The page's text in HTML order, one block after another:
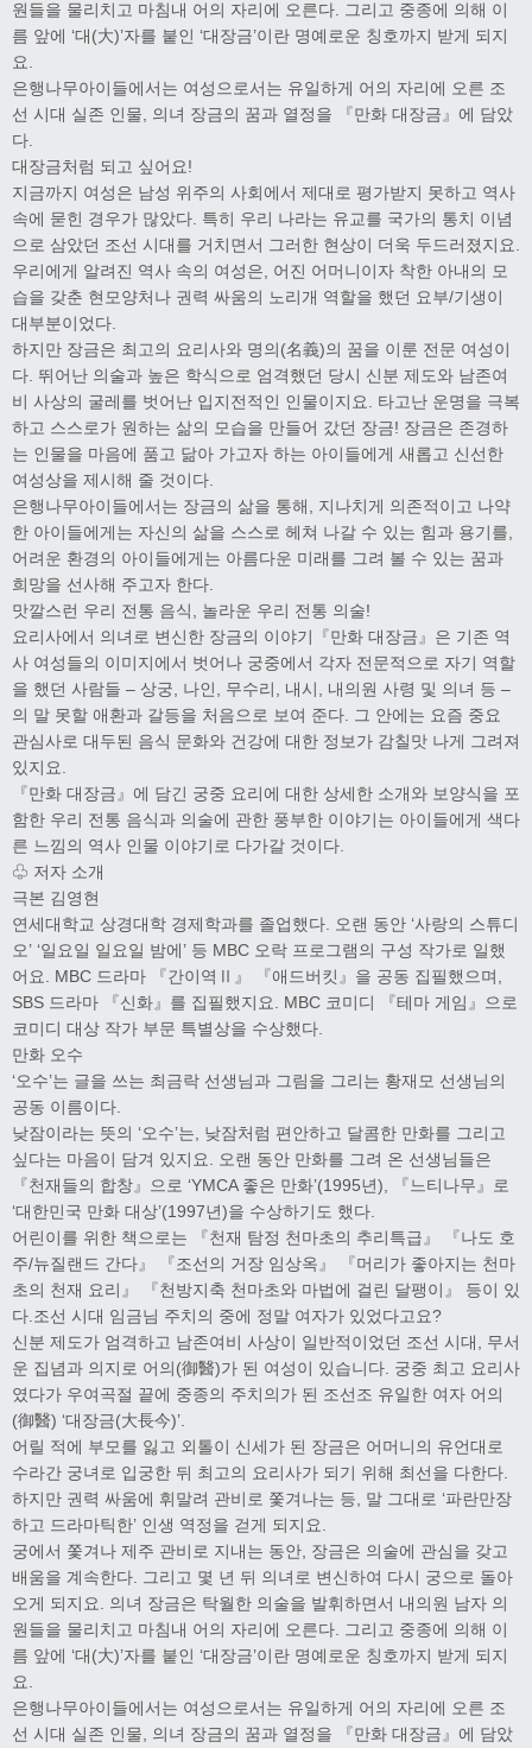
원들을 물리치고 마침내 어의 자리에 오른다. 그리고 중종에 의해 이
름 앞에 ‘대(大)’자를 붙인 ‘대장금’이란 명예로운 칭호까지 받게 되지
요.
은행나무아이들에서는 여성으로서는 유일하게 어의 자리에 오른 조
선 시대 실존 인물, 의녀 장금의 꿈과 열정을 『만화 대장금』에 담았
다.
대장금처럼 되고 싶어요!
지금까지 여성은 남성 위주의 사회에서 제대로 평가받지 못하고 역사
속에 묻힌 경우가 많았다. 특히 우리 나라는 유교를 국가의 통치 이념
으로 삼았던 조선 시대를 거치면서 그러한 현상이 더욱 두드러졌지요.
우리에게 알려진 역사 속의 여성은, 어진 어머니이자 착한 아내의 모
습을 갖춘 현모양처나 권력 싸움의 노리개 역할을 했던 요부/기생이
대부분이었다.
하지만 장금은 최고의 요리사와 명의(名義)의 꿈을 이룬 전문 여성이
다. 뛰어난 의술과 높은 학식으로 엄격했던 당시 신분 제도와 남존여
비 사상의 굴레를 벗어난 입지전적인 인물이지요. 타고난 운명을 극복
하고 스스로가 원하는 삶의 모습을 만들어 갔던 장금! 장금은 존경하
는 인물을 마음에 품고 닮아 가고자 하는 아이들에게 새롭고 신선한
여성상을 제시해 줄 것이다.
은행나무아이들에서는 장금의 삶을 통해, 지나치게 의존적이고 나약
한 아이들에게는 자신의 삶을 스스로 헤쳐 나갈 수 있는 힘과 용기를,
어려운 환경의 아이들에게는 아름다운 미래를 그려 볼 수 있는 꿈과
희망을 선사해 주고자 한다.
맛깔스런 우리 전통 음식, 놀라운 우리 전통 의술!
요리사에서 의녀로 변신한 장금의 이야기『만화 대장금』은 기존 역
사 여성들의 이미지에서 벗어나 궁중에서 각자 전문적으로 자기 역할
을 했던 사람들 – 상궁, 나인, 무수리, 내시, 내의원 사령 및 의녀 등 –
의 말 못할 애환과 갈등을 처음으로 보여 준다. 그 안에는 요즘 중요
관심사로 대두된 음식 문화와 건강에 대한 정보가 감칠맛 나게 그려져
있지요.
『만화 대장금』에 담긴 궁중 요리에 대한 상세한 소개와 보양식을 포
함한 우리 전통 음식과 의술에 관한 풍부한 이야기는 아이들에게 색다
른 느낌의 역사 인물 이야기로 다가갈 것이다.
♧ 저자 소개
극본 김영현
연세대학교 상경대학 경제학과를 졸업했다. 오랜 동안 ‘사랑의 스튜디
오’ ‘일요일 일요일 밤에’ 등 MBC 오락 프로그램의 구성 작가로 일했
어요. MBC 드라마 『간이역Ⅱ』 『애드버킷』을 공동 집필했으며,
SBS 드라마 『신화』를 집필했지요. MBC 코미디 『테마 게임』으로
코미디 대상 작가 부문 특별상을 수상했다.
만화 오수
‘오수’는 글을 쓰는 최금락 선생님과 그림을 그리는 황재모 선생님의
공동 이름이다.
낮잠이라는 뜻의 ‘오수’는, 낮잠처럼 편안하고 달콤한 만화를 그리고
싶다는 마음이 담겨 있지요. 오랜 동안 만화를 그려 온 선생님들은
『천재들의 합창』으로 ‘YMCA 좋은 만화’(1995년), 『느티나무』로
‘대한민국 만화 대상’(1997년)을 수상하기도 했다.
어린이를 위한 책으로는 『천재 탐정 천마초의 추리특급』 『나도 호
주/뉴질랜드 간다』 『조선의 거장 임상옥』 『머리가 좋아지는 천마
초의 천재 요리』 『천방지축 천마초와 마법에 걸린 달팽이』 등이 있
다.조선 시대 임금님 주치의 중에 정말 여자가 있었다고요?
신분 제도가 엄격하고 남존여비 사상이 일반적이었던 조선 시대, 무서
운 집념과 의지로 어의(御醫)가 된 여성이 있습니다. 궁중 최고 요리사
였다가 우여곡절 끝에 중종의 주치의가 된 조선조 유일한 여자 어의
(御醫) ‘대장금(大長今)’.
어릴 적에 부모를 잃고 외톨이 신세가 된 장금은 어머니의 유언대로
수라간 궁녀로 입궁한 뒤 최고의 요리사가 되기 위해 최선을 다한다.
하지만 권력 싸움에 휘말려 관비로 쫓겨나는 등, 말 그대로 ‘파란만장
하고 드라마틱한’ 인생 역정을 걷게 되지요.
궁에서 쫓겨나 제주 관비로 지내는 동안, 장금은 의술에 관심을 갖고
배움을 계속한다. 그리고 몇 년 뒤 의녀로 변신하여 다시 궁으로 돌아
오게 되지요. 의녀 장금은 탁월한 의술을 발휘하면서 내의원 남자 의
원들을 물리치고 마침내 어의 자리에 오른다. 그리고 중종에 의해 이
름 앞에 ‘대(大)’자를 붙인 ‘대장금’이란 명예로운 칭호까지 받게 되지
요.
은행나무아이들에서는 여성으로서는 유일하게 어의 자리에 오른 조
선 시대 실존 인물, 의녀 장금의 꿈과 열정을 『만화 대장금』에 담았